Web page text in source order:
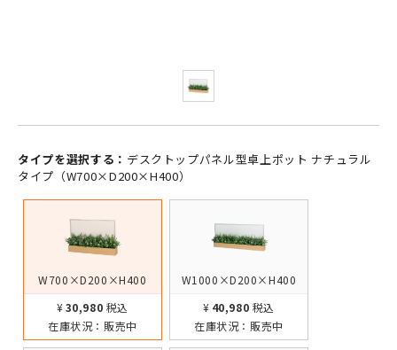
タイプを選択する： デスクトップパネル型卓上ポット ナチュラル
タイプ（W700×D200×H400）
W700×D200×H400
¥30,980 税込
在庫状況： 販売中
W1000×D200×H400
¥40,980 税込
在庫状況： 販売中